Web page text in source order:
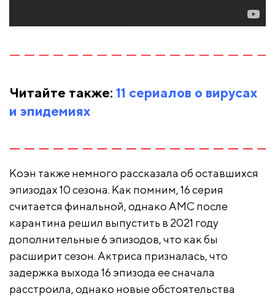
Читайте также: 11 сериалов о вирусах
и эпидемиях
Коэн также немного рассказала об оставшихся
эпизодах 10 сезона. Как помним, 16 серия
считается финальной, однако AMC после
карантина решил выпустить в 2021 году
дополнительные 6 эпизодов, что как бы
расширит сезон. Актриса призналась, что
задержка выхода 16 эпизода ее сначала
расстроила, однако новые обстоятельства